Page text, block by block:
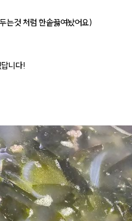
는것 처럼 한솥끓여놨어요)
니다!